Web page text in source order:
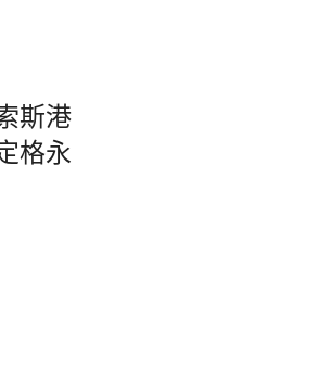
斯港
格永